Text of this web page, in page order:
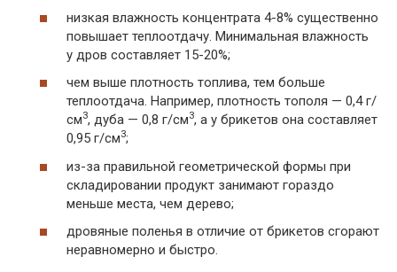
низкая влажность концентрата 4-8% существенно
повышает теплоотдачу. Минимальная влажность
у дров составляет 15-20%;
чем выше плотность топлива, тем больше
теплоотдача. Например, плотность тополя — 0,4 г/
см3, дуба — 0,8 г/см3, а у брикетов она составляет
0,95 г/см3;
из-за правильной геометрической формы при
складировании продукт занимают гораздо
меньше места, чем дерево;
дровяные поленья в отличие от брикетов сгорают
неравномерно и быстро.